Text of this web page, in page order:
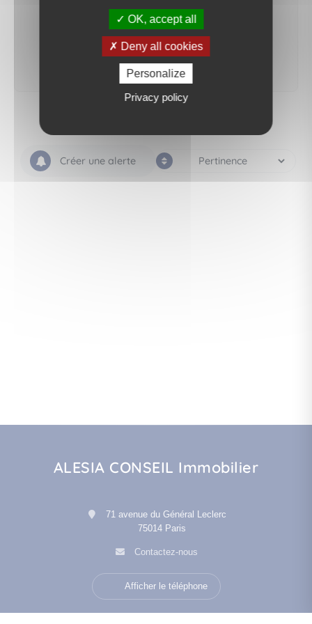
créer une alerte
Créer une alerte
ALESIA CONSEIL Immobilier
71 avenue du Général Leclerc
75014 Paris
Contactez-nous
Afficher le téléphone
OK, accept all
Deny all cookies
Personalize
Privacy policy